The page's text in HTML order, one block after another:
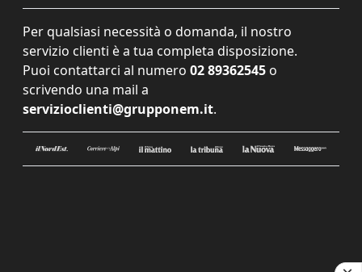
Per qualsiasi necessità o domanda, il nostro
servizio clienti è a tua completa disposizione.
Puoi contattarci al numero 02 89362545 o
scrivendo una mail a
servizioclienti@grupponem.it.